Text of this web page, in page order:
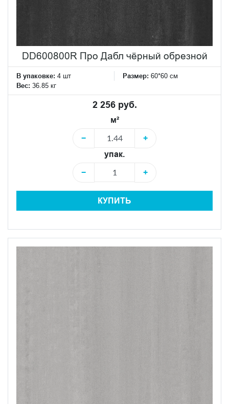
DD600800R Про Дабл чёрный обрезной
В упаковке: 4 шт Размер: 60*60 см
Вес: 36.85 кг
2 256 руб.
м²
−
+
упак.
−
+
КУПИТЬ